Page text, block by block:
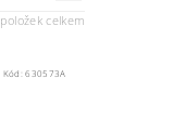
položek celkem
Kód:630573A